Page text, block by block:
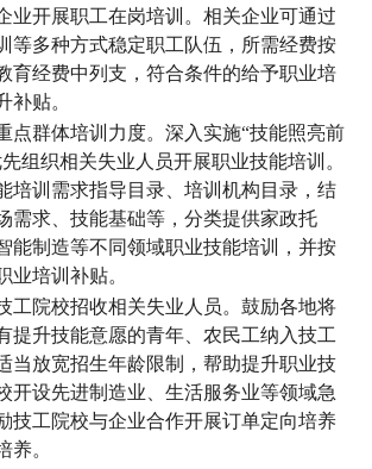
业开展职工在岗培训。 相关企业可通过
等多种方式稳定职工队伍，所需经费按
育经费中列支，符合条件的给予职业培
补贴。
点群体培训力度。 深入实施“技能照亮前
组织相关失业人员开展职业技能培训。
培训需求指导目录、培训机构目录，结
需求、技能基础等，分类提供家政托
能制造等不同领域职业技能培训，并按
业培训补贴。
工院校招收相关失业人员。 鼓励各地将
提升技能意愿的青年、农民工纳入技工
当放宽招生年龄限制，帮助提升职业技
开设先进制造业、生活服务业等领域急
技工院校与企业合作开展订单定向培养
养。